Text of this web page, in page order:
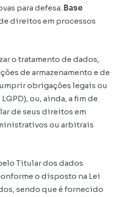
para defesa. Base
direitos em processos
o tratamento de dados,
de armazenamento e de
obrigações legais ou
ou, ainda, a fim de
de seus direitos em
ou arbitrais
Titular dos dados
o disposto na Lei
sendo que é fornecido